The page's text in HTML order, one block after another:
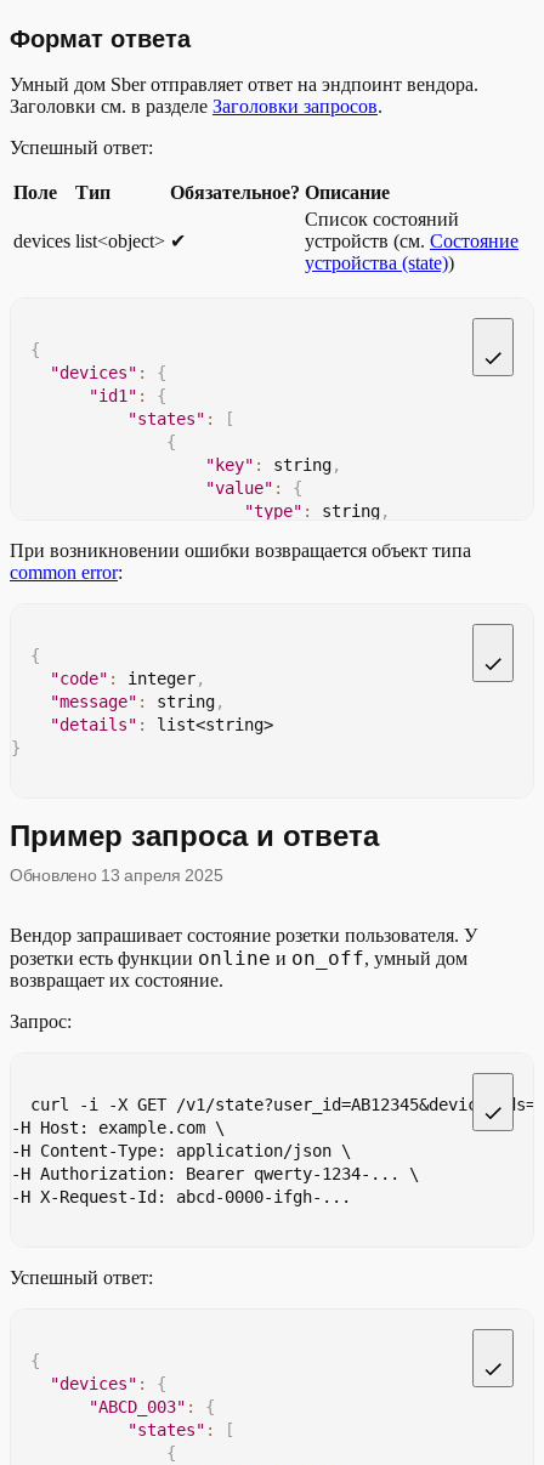
Формат ответа
Умный дом Sber отправляет ответ на эндпоинт вендора.
Заголовки см. в разделе Заголовки запросов.
Успешный ответ:
Поле Тип Обязательное? Описание
devices list<object> ✔︎
Список состояний
устройств (см. Состояние
устройства (state))
{
"devices" :
{
"id1" :
{
"states" :
[
{
"key" : string,
"value" :
{
"type" : string,
}
]
}
}
}
При возникновении ошибки возвращается объект типа
common error:
{
"code" : integer,
"message" : string,
"details" :
list<string>
}
Пример запроса и ответа
Обновлено 13 апреля 2025
Вендор запрашивает состояние розетки пользователя. У
розетки есть функции online и on_off, умный дом
возвращает их состояние.
Запрос:
curl -i -X GET /v1/
-H Host: example.com \
-H Content-Type: application/json \
-H Authorization: Bearer qwerty-1234-... \
-H X-Request-Id: abcd-0000-ifgh-...
Успешный ответ:
{
"devices" :
{
"ABCD_003" :
{
"states" :
[
{